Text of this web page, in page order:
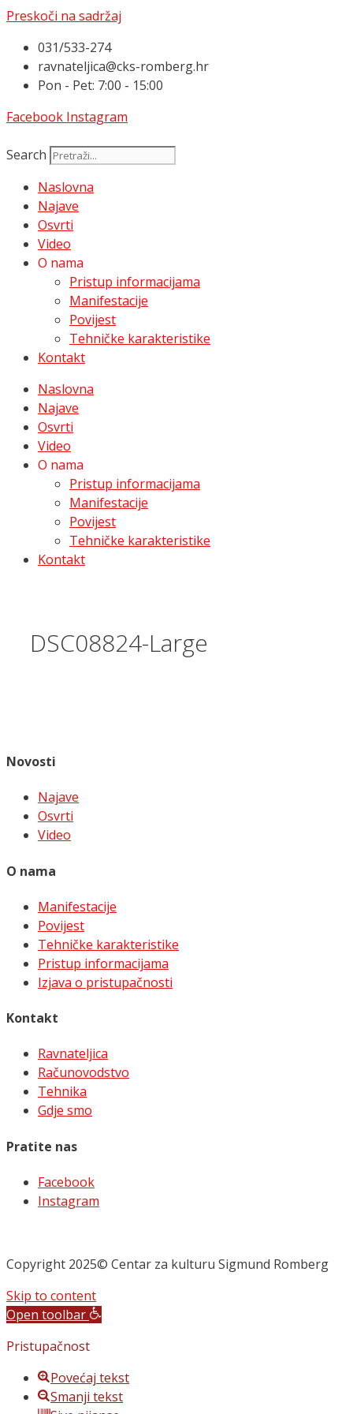
Preskoči na sadržaj
031/533-274
ravnateljica@cks-romberg.hr
Pon - Pet: 7:00 - 15:00
Facebook Instagram
Search
Naslovna
Najave
Osvrti
Video
O nama
Pristup informacijama
Manifestacije
Povijest
Tehničke karakteristike
Kontakt
Naslovna
Najave
Osvrti
Video
O nama
Pristup informacijama
Manifestacije
Povijest
Tehničke karakteristike
Kontakt
DSC08824-Large
Novosti
Najave
Osvrti
Video
O nama
Manifestacije
Povijest
Tehničke karakteristike
Pristup informacijama
Izjava o pristupačnosti
Kontakt
Ravnateljica
Računovodstvo
Tehnika
Gdje smo
Pratite nas
Facebook
Instagram
Copyright 2025© Centar za kulturu Sigmund Romberg
Skip to content
Open toolbar
Pristupačnost
Povećaj tekst
Smanji tekst